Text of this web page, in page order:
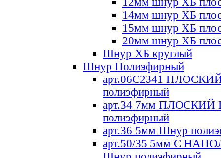
14мм шнур ХБ
15мм шнур ХБ
20мм шнур ХБ
Шнур ХБ круглый
Шнур Полиэфирный
арт.06С2341
полиэфирный
арт.34 7мм ПЛОСКИЙ
полиэфирный
арт.36 5мм Шнур
арт.50/35 5мм С